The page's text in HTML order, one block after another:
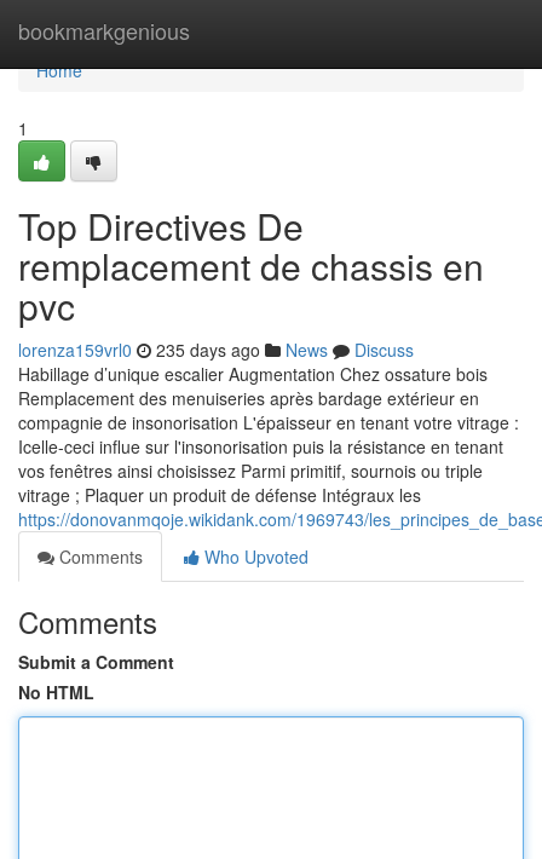
bookmarkgenious
Home
Home
1
Top Directives De
remplacement de chassis en
pvc
lorenza159vrl0 235 days ago News
Discuss
Habillage d’unique escalier Augmentation Chez ossature bois
Remplacement des menuiseries après bardage extérieur en
compagnie de insonorisation L'épaisseur en tenant votre vitrage :
Icelle-ceci influe sur l'insonorisation puis la résistance en tenant
vos fenêtres ainsi choisissez Parmi primitif, sournois ou triple
vitrage ; Plaquer un produit de défense Intégraux les
https://donovanmqoje.wikidank.com/1969743/
Comments
Who Upvoted
Comments
Submit a Comment
No HTML